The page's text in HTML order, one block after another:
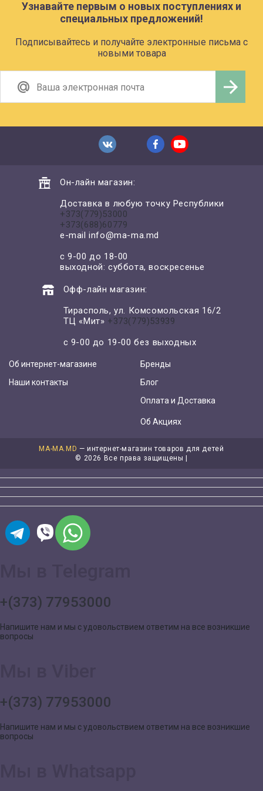
Узнавайте первым о новых поступлениях и
специальных предложений!
Подписывайтесь и получайте электронные письма с
новыми товара
Он-лайн магазин:
Доставка в любую точку Республики
+373(779)53000
+373(688)60779
e-mailinfo@ma-ma.md
с 9-00 до 18-00
выходной: суббота, воскресенье
Офф-лайн магазин:
Тирасполь, ул. Комсомольская 16/2
ТЦ «Мит» +373(779)53939
с 9-00 до 19-00 без выходных
Об интернет-магазине
Наши контакты
Бренды
Блог
Оплата и Доставка
Об Акциях
MA-MA.MD — интернет-магазин товаров для детей
© 2026 Все права защищены |
+(373) 77953000
Напишите нам и мы с удовольствием ответим на все возникшие
вопросы
+(373) 77953000
Напишите нам и мы с удовольствием ответим на все возникшие
вопросы